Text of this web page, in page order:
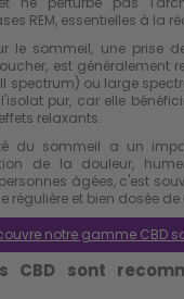
REM, essentielles à la
le sommeil, une prise
est généralement
spectrum) ou large
pur, car elle
relaxants.
du sommeil a un
de la douleur,
âgées, c'est
régulière et bien dosée de
notre gamme CBD
CBD sont